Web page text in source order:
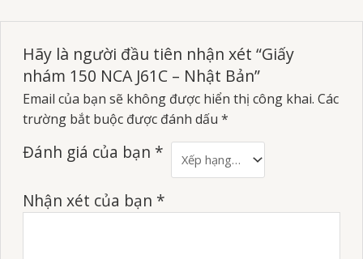
Hãy là người đầu tiên nhận xét “Giấy
nhám 150 NCA J61C – Nhật Bản”
Email của bạn sẽ không được hiển thị công khai. Các
trường bắt buộc được đánh dấu *
Đánh giá của bạn *
Nhận xét của bạn *